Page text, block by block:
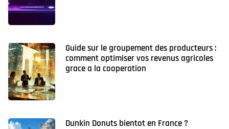
Guide sur le groupement des producteurs :
comment optimiser vos revenus agricoles
grace a la cooperation
Dunkin Donuts bientot en France ?